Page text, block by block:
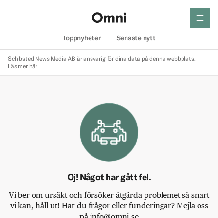
Toppnyheter Senaste nytt
meny
Schibsted News Media AB är ansvarig för dina data på denna webbplats.
Läs mer här
Oj! Något har gått fel.
Vi ber om ursäkt och försöker åtgärda problemet så snart
vi kan, håll ut! Har du frågor eller funderingar? Mejla oss